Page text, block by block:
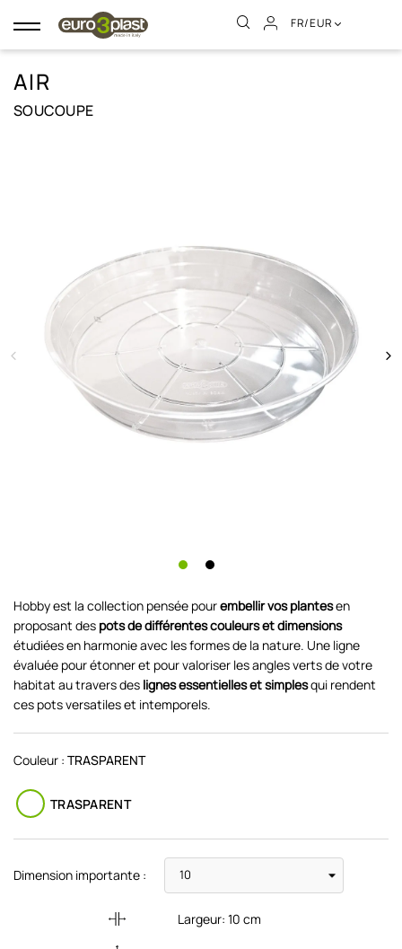
Basculer
la
FR/EUR
AIR
SOUCOUPE
Hobby est la collection pensée pourembellir vos plantesen
proposant des pots de différentes couleurs et dimensions
étudiées en harmonie avec les formes de la nature. Une ligne
évaluée pour étonner et pour valoriser les angles verts de votre
habitat au travers des lignes essentielles et simplesqui rendent
ces pots versatiles et intemporels.
Couleur : TRASPARENT
TRASPARENT
Dimension importante :
Largeur:10 cm